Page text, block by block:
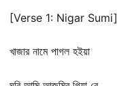
[Verse 1: Nigar Sumi]
খাজার নামে পাগল হইয়া